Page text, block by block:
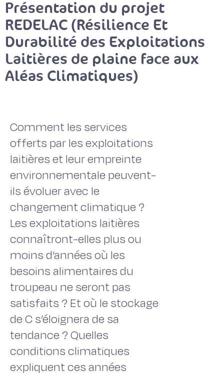
Présentation du projet
REDELAC (Résilience Et
Durabilité des Exploitations
Laitières de plaine face aux
Aléas Climatiques)
Comment les services
offerts par les exploitations
laitières et leur empreinte
environnementale peuvent-
ils évoluer avec le
changement climatique ?
Les exploitations laitières
connaîtront-elles plus ou
moins d’années où les
besoins alimentaires du
troupeau ne seront pas
satisfaits ? Et où le stockage
de C s’éloignera de sa
tendance ? Quelles
conditions climatiques
expliquent ces années